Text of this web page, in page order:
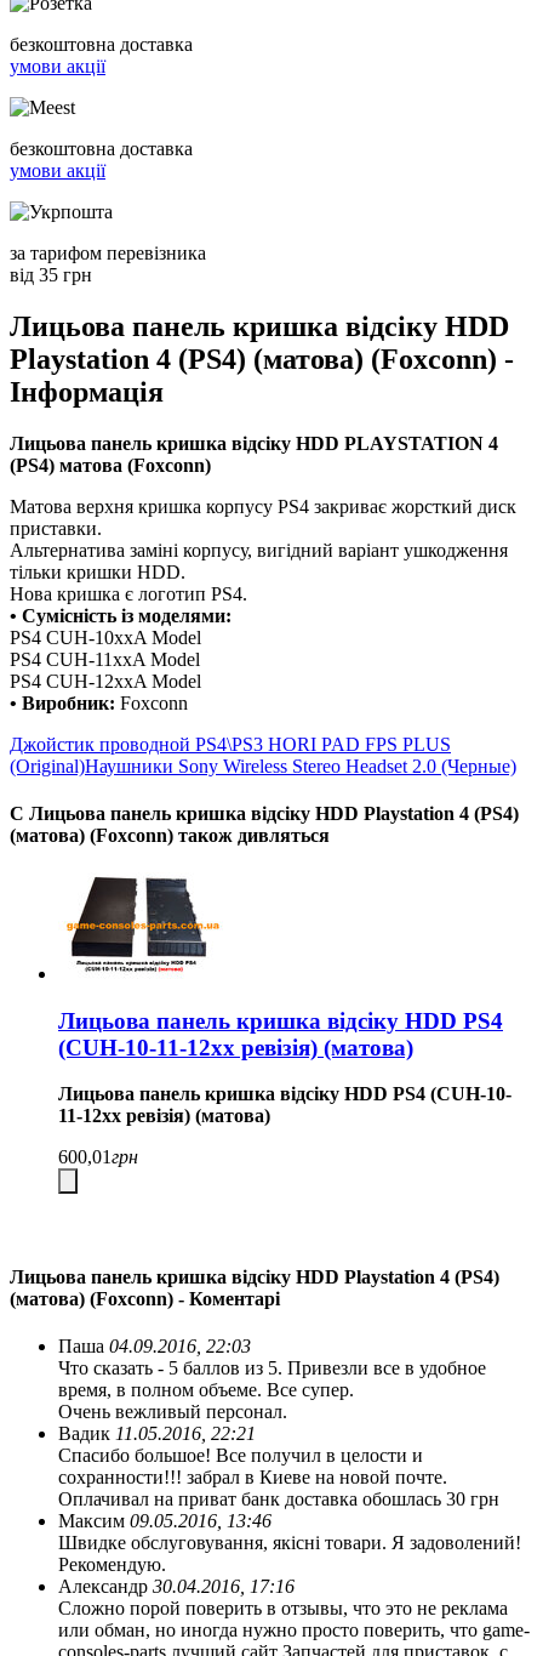
безкоштовна доставка
умови акції
безкоштовна доставка
умови акції
за тарифом перевізника
від 35 грн
Лицьова панель кришка відсіку HDD
Playstation 4 (PS4) (матова) (Foxconn) -
Інформація
Лицьова панель кришка відсіку HDD PLAYSTATION 4
(PS4) матова (Foxconn)
Матова верхня кришка корпусу PS4 закриває жорсткий диск
приставки.
Альтернатива заміні корпусу, вигідний варіант ушкодження
тільки кришки HDD.
Нова кришка є логотип PS4.
• Сумісність із моделями:
PS4 CUH-10xxA Model
PS4 CUH-11xxA Model
PS4 CUH-12xxA Model
• Виробник: Foxconn
Джойстик проводной PS4\PS3 HORI PAD FPS PLUS
(Original)Наушники Sony Wireless Stereo Headset 2.0 (Черные)
С Лицьова панель кришка відсіку HDD Playstation 4 (PS4)
(матова) (Foxconn) також дивляться
Лицьова панель кришка відсіку HDD PS4
(CUH-10-11-12хх ревізія) (матова)
Лицьова панель кришка відсіку HDD PS4 (CUH-10-
11-12хх ревізія) (матова)
600,01грн
Лицьова панель кришка відсіку HDD Playstation 4 (PS4)
(матова) (Foxconn) - Коментарі
Паша 04.09.2016, 22:03
Что сказать - 5 баллов из 5. Привезли все в удобное
время, в полном объеме. Все супер.
Очень вежливый персонал.
Вадик 11.05.2016, 22:21
Спасибо большое! Все получил в целости и
сохранности!!! забрал в Киеве на новой почте.
Оплачивал на приват банк доставка обошлась 30 грн
Максим 09.05.2016, 13:46
Швидке обслуговування, якісні товари. Я задоволений!
Рекомендую.
Александр 30.04.2016, 17:16
Сложно порой поверить в отзывы, что это не реклама
или обман, но иногда нужно просто поверить, что game-
consoles-parts лучший сайт Запчастей для приставок, с